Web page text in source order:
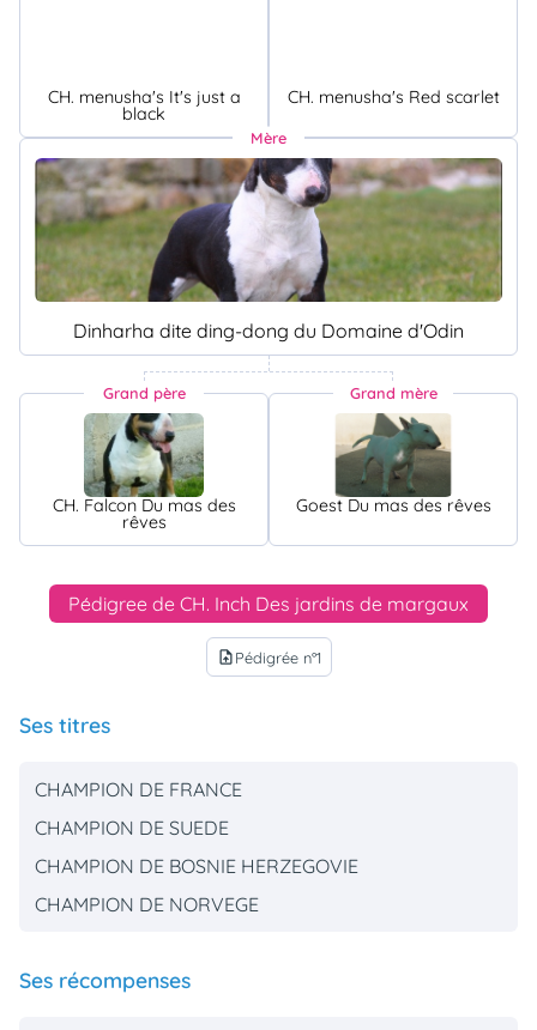
CH. menusha's It's just a
black
CH. menusha's Red scarlet
Mère
Dinharha dite ding-dong du Domaine d'Odin
Grand père
CH. Falcon Du mas des
rêves
Grand mère
Goest Du mas des rêves
Pédigree de CH. Inch Des jardins de margaux
upload_file Pédigrée n°1
Ses titres
CHAMPION DE FRANCE
CHAMPION DE SUEDE
CHAMPION DE BOSNIE HERZEGOVIE
CHAMPION DE NORVEGE
Ses récompenses